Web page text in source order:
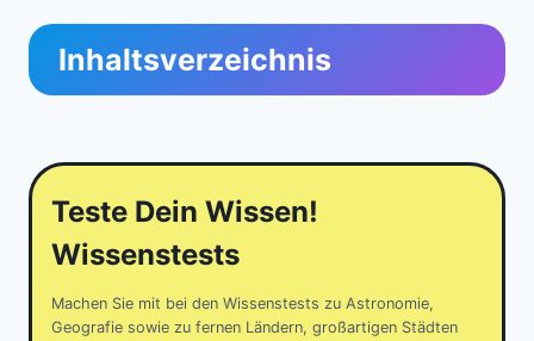
Inhaltsverzeichnis
Teste Dein Wissen!
Wissenstests
Machen Sie mit bei den Wissenstests zu Astronomie,
Geografie sowie zu fernen Ländern, großartigen Städten